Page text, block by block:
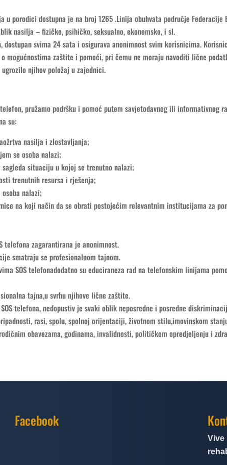
u porodici dostupna je na broj 1265 .Linija obuhvata područje
nasilja – fizičko, psihičko, seksualno, ekonomsko, i sl.
dostupan svima 24 sata i osigurava anonimnost svim korisnicima.
mogućnostima zaštite i pomoći, pri čemu ne moraju navoditi lične
njihov položaj u zajednici.
telefon, pružamo podršku i pomoć putem savjetodavnog ili informativnog
su:
nasilja i zlostavljanja;
se osoba nalazi;
situaciju u kojoj se trenutno nalazi;
trenutnih resursa i rješenja;
nalazi;
na koji način da se obrati postojećim relevantnim institucijama za
telefona zagarantirana je anonimnost.
smatraju se profesionalnom tajnom.
SOS telefonadodatno su educiraneza rad na telefonskim linijama
tajna,u svrhu njihove lične zaštite.
telefona, nedopustiv je svaki oblik neposredne i posredne
rasi, spolu, spolnoj orijentaciji, životnom stilu,imovinskom
obavezama, godinama, invalidnosti, političkom opredjeljenju i
Facebook